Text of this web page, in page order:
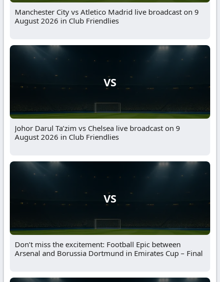
Manchester City vs Atletico Madrid live broadcast on 9
August 2026 in Club Friendlies
VS
Johor Darul Ta’zim vs Chelsea live broadcast on 9
August 2026 in Club Friendlies
VS
Don’t miss the excitement: Football Epic between
Arsenal and Borussia Dortmund in Emirates Cup – Final